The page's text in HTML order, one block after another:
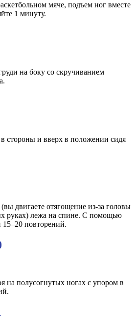
мяче, подъем ног вместе
1 минуту.
на боку со скручиванием
стороны и вверх в положении сидя
двигаете отягощение из-за головы
руках) лежа на спине. С помощью
15–20 повторений.
на полусогнутых ногах с упором в